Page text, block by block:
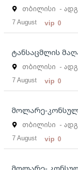
თბილისი -
7 August vip 0
ტანსაცმლის
თბილისი -
7 August vip 0
მოლარე-
თბილისი -
7 August vip 0